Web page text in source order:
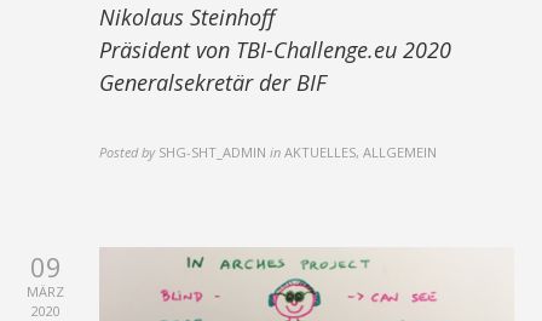
Nikolaus Steinhoff
Präsident von TBI-Challenge.eu 2020
Generalsekretär der BIF
Posted by SHG-SHT_ADMIN in AKTUELLES, ALLGEMEIN
09
MÄRZ
2020